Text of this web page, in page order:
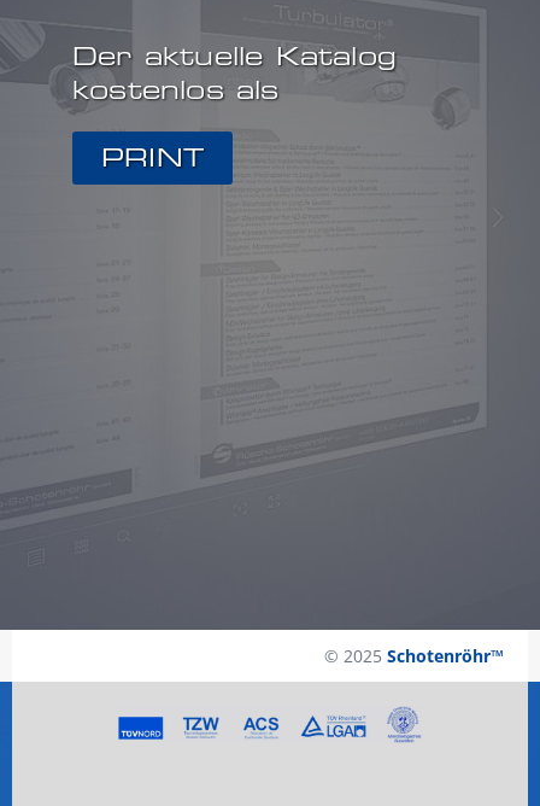
Der aktuelle Katalog
kostenlos als
PRINT
© 2025 Schotenröhr™